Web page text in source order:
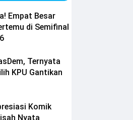
Empat Besar
di Semifinal
Ternyata
KPU Gantikan
Komik
Nyata